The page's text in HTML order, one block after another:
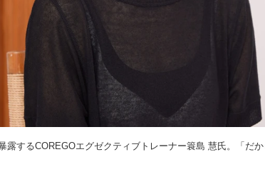
露するCOREGOエグゼクティブトレーナー簑島 慧氏。「だ